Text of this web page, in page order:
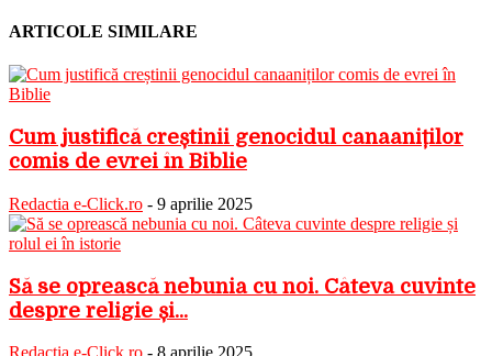
ARTICOLE SIMILARE
Cum justifică creștinii genocidul canaaniților
comis de evrei în Biblie
Redactia e-Click.ro - 9 aprilie 2025
Să se oprească nebunia cu noi. Câteva cuvinte
despre religie și...